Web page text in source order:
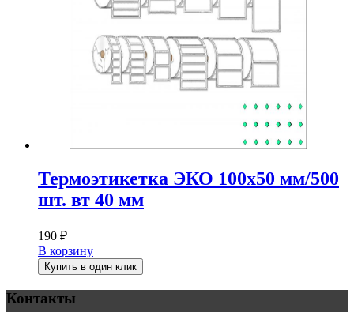
Термоэтикетка ЭКО 100х50 мм/500
шт. вт 40 мм
190 ₽
В корзину
Купить в один клик
Контакты